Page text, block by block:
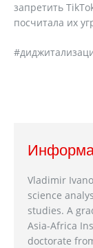
запретить
посчитала их
Vladimir
science
studies. A
Asia-Africa
doctorate